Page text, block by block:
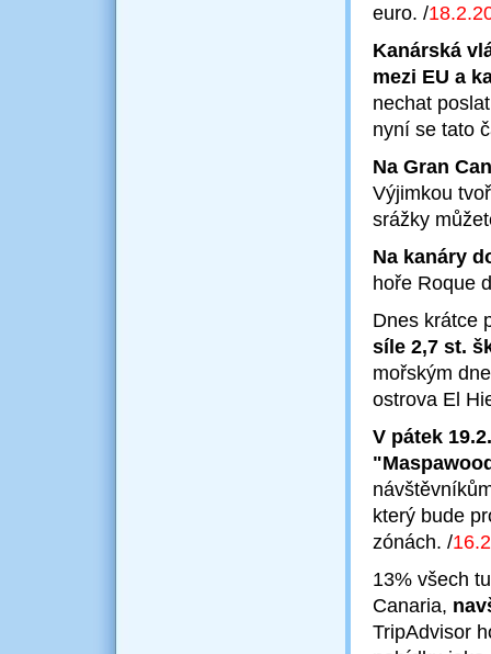
euro. /18.2
Kanárská
mezi EU a
nechat
nyní se tato
Na Gran
Výjimkou
srážky
Na kanáry
hoře Roque
Dnes krátce
síle 2,7 st.
mořským
ostrova El
V pátek
který bude
zónách. /16.2
13% všech
Canaria,
TripAdvisor